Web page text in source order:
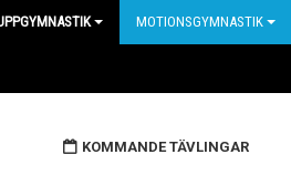
MOTIONSGYMNASTIK
KOMMANDE TÄVLINGAR